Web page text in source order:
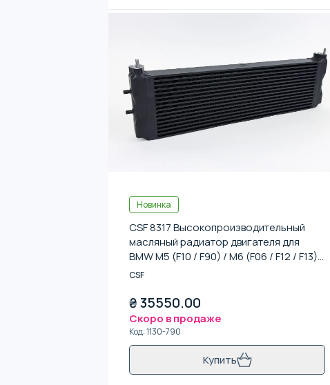
Новинка
CSF 8317 Высокопроизводительный
масляный радиатор двигателя для
BMW M5 (F10 / F90) / M6 (F06 / F12 / F13) /
M8 (F91 / F92 / F93)
CSF
₴35550.00
Скоро в продаже
Код:1130-790
Купить